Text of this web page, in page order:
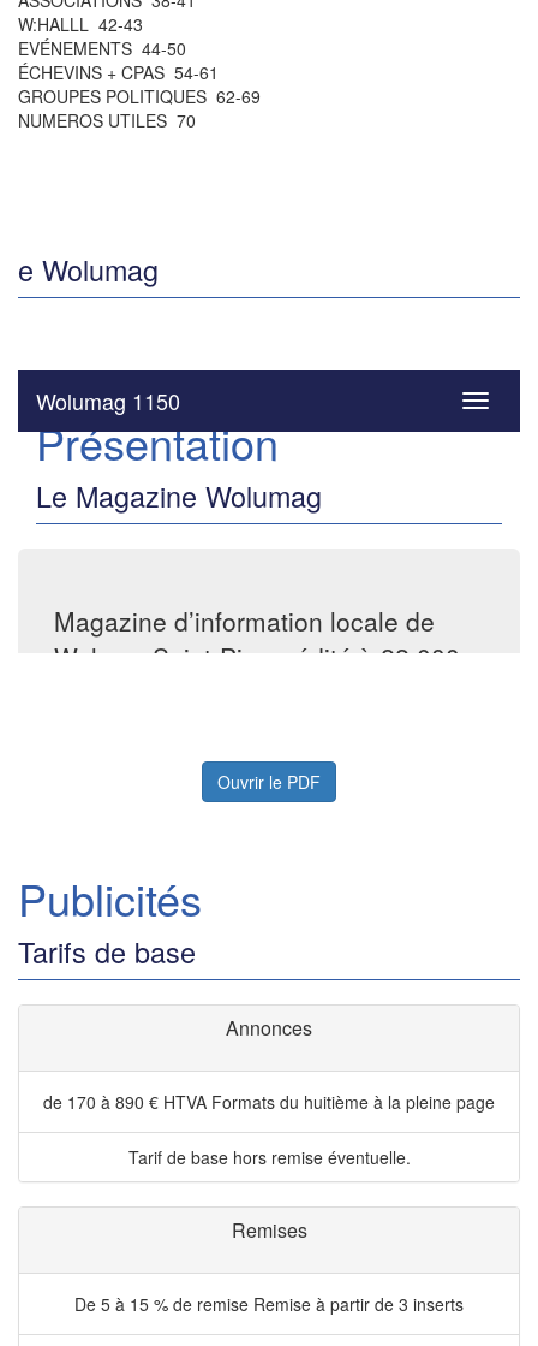
W:HALLL 42-43
EVÉNEMENTS 44-50
ÉCHEVINS + CPAS 54-61
GROUPES POLITIQUES 62-69
NUMEROS UTILES 70
e Wolumag
Ouvrir le PDF
Publicités
Tarifs de base
Annonces
de 170 à 890 € HTVA Formats du huitième à la pleine page
Tarif de base hors remise éventuelle.
Remises
De 5 à 15 % de remise Remise à partir de 3 inserts